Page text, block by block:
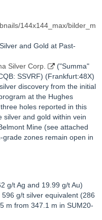
144x144_max/bilder_m
and Gold at Past-
Silver Corp.
("Summa"
SSVRF) (Frankfurt:48X)
discovery from the initial
at the Hughes
holes reported in this
silver and gold within vein
Mine (see attached
zones remain open in
g/t Ag and 19.99 g/t Au)
g/t silver equivalent (286
m from 347.1 m in SUM20-